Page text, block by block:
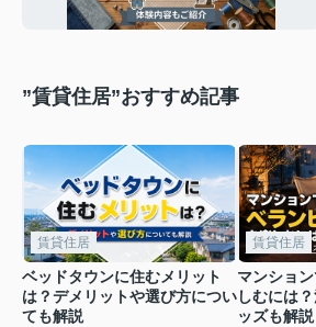
”賃貸住居”おすすめ記事
賃貸住居
ベッドタウンに住むメリット
は？デメリットや選び方につい
ても解説
賃貸住居
マンショ
しむには
ッズも解説